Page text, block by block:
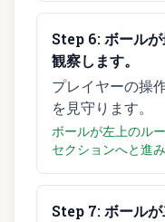
Step 6:ボール
観察します。
プレイヤーの操
を見守ります。
ボールが左上のル
セクションへと進
Step 7:ボール